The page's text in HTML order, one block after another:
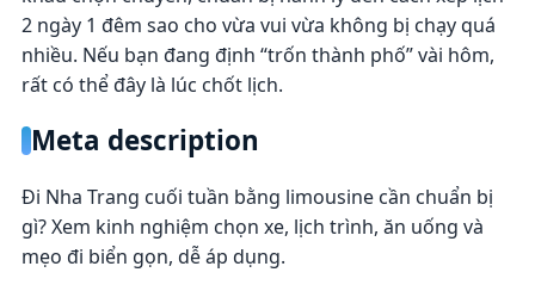
2 ngày 1 đêm sao cho vừa vui vừa không bị chạy quá
nhiều. Nếu bạn đang định “trốn thành phố” vài hôm,
rất có thể đây là lúc chốt lịch.
Meta description
Đi Nha Trang cuối tuần bằng limousine cần chuẩn bị
gì? Xem kinh nghiệm chọn xe, lịch trình, ăn uống và
mẹo đi biển gọn, dễ áp dụng.